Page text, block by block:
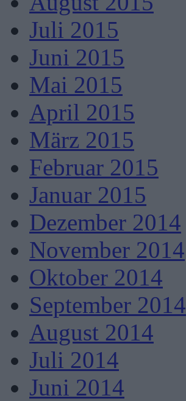
Juli 2015
Juni 2015
Mai 2015
April 2015
März 2015
Februar 2015
Januar 2015
Dezember 2014
November 2014
Oktober 2014
September 2014
August 2014
Juli 2014
Juni 2014